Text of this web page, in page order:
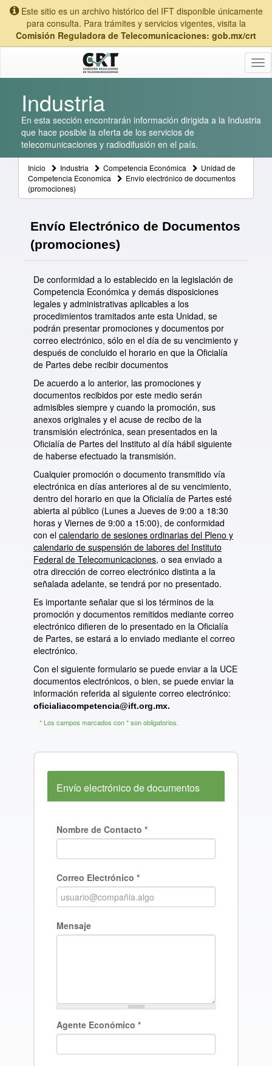
Este sitio es un archivo histórico del IFT disponible únicamente
para consulta. Para trámites y servicios vigentes, visita la
Comisión Reguladora de Telecomunicaciones: gob.mx/crt
Industria
En esta sección encontrarán información dirigida a la Industria
que hace posible la oferta de los servicios de
telecomunicaciones y radiodifusión en el país.
Inicio Industria Competencia Económica
Unidad de
Competencia Economica
Envío electrónico de documentos
(promociones)
Envío Electrónico de Documentos
(promociones)
De conformidad a lo establecido en la legislación de
Competencia Económica y demás disposiciones
legales y administrativas aplicables a los
procedimientos tramitados ante esta Unidad, se
podrán presentar promociones y documentos por
correo electrónico, sólo en el día de su vencimiento y
después de concluido el horario en que la Oficialía
de Partes debe recibir documentos
De acuerdo a lo anterior, las promociones y
documentos recibidos por este medio serán
admisibles siempre y cuando la promoción, sus
anexos originales y el acuse de recibo de la
transmisión electrónica, sean presentados en la
Oficialía de Partes del Instituto al día hábil siguiente
de haberse efectuado la transmisión.
Cualquier promoción o documento transmitido vía
electrónica en días anteriores al de su vencimiento,
dentro del horario en que la Oficialía de Partes esté
abierta al público (Lunes a Jueves de 9:00 a 18:30
horas y Viernes de 9:00 a 15:00), de conformidad
con el calendario de sesiones ordinarias del Pleno y
calendario de suspensión de labores del Instituto
Federal de Telecomunicaciones, o sea enviado a
otra dirección de correo electrónico distinta a la
señalada adelante, se tendrá por no presentado.
Es importante señalar que si los términos de la
promoción y documentos remitidos mediante correo
electrónico difieren de lo presentado en la Oficialía
de Partes, se estará a lo enviado mediante el correo
electrónico.
Con el siguiente formulario se puede enviar a la UCE
documentos electrónicos, o bien, se puede enviar la
información referida al siguiente correo electrónico:
oficialiacompetencia@ift.org.mx.
* Los campos marcados con * son obligatorios.
Envío electrónico de documentos
Nombre de Contacto *
Correo Electrónico *
Mensaje
Agente Económico *